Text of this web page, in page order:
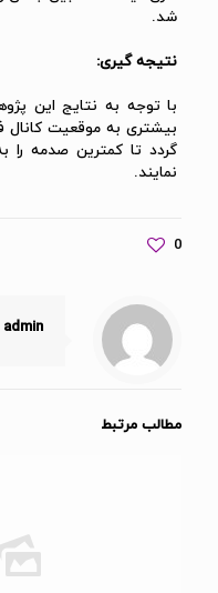
شد.
نتیجه گیری:
با توجه به نتایج این
بیشتری به موقعیت کانال
گردد تا کمترین صدمه را
نمایند.
0
admin
مطالب مرتبط